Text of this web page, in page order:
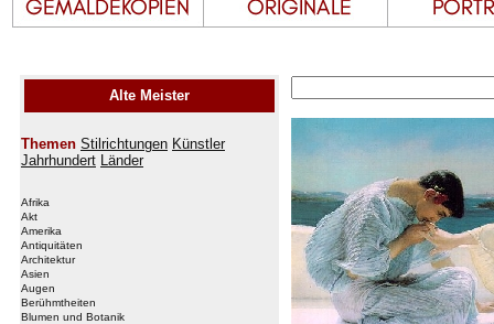
Alte Meister
Themen Stilrichtungen Künstler
Jahrhundert Länder
Afrika
Akt
Amerika
Antiquitäten
Architektur
Asien
Augen
Berühmtheiten
Blumen und Botanik